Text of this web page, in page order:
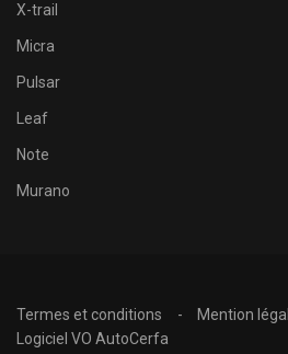
X-trail
Micra
Pulsar
Leaf
Note
Murano
Termes et conditions
Mention
Logiciel VO AutoCerfa